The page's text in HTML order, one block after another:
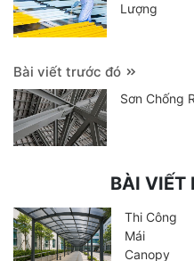
Lượng
Bài viết trước đó
Sơn Chống
BÀI VIẾT
Thi Công
Mái
Canopy